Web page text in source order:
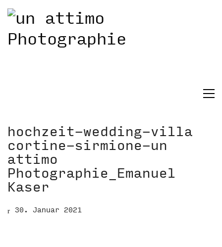
hochzeit-wedding-villa
cortine-sirmione-un
attimo
Photographie_Emanuel
Kaser
30. Januar 2021